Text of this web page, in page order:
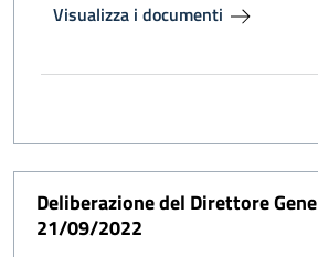
Visualizza i documenti
Deliberazione del Direttore
21/09/2022